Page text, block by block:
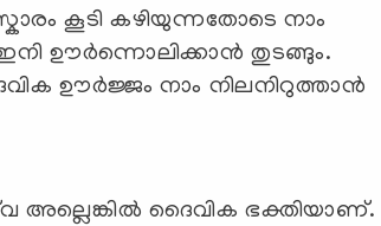
കൂടി കഴിയുന്നതോടെ നാം
ഊര്‍ന്നൊലിക്കാന്‍ തുടങ്ങും.
ഊര്‍ജ്ജം നാം നിലനിറുത്താന്‍
അല്ലെങ്കില്‍ ദൈവിക ഭക്തിയാണ്.